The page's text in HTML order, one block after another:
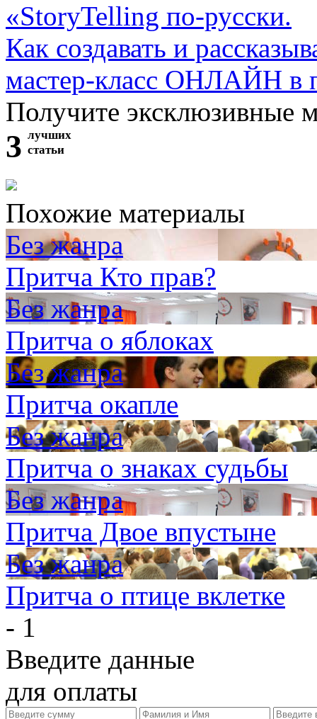
«StoryTelling по-русски.
Как создавать и
мастер-класс ОНЛАЙН в
Получите эксклюзивные
3 лучших
статьи
Похожие материалы
Без жанра
Притча Кто прав?
Без жанра
Притча о яблоках
Без жанра
Притча окапле
Без жанра
Притча о знаках судьбы
Без жанра
Притча Двое впустыне
Без жанра
Притча о птице вклетке
- 1
Введите данные
для оплаты